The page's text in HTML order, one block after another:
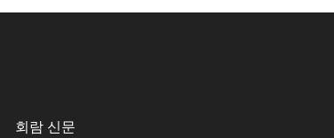
회람 신문